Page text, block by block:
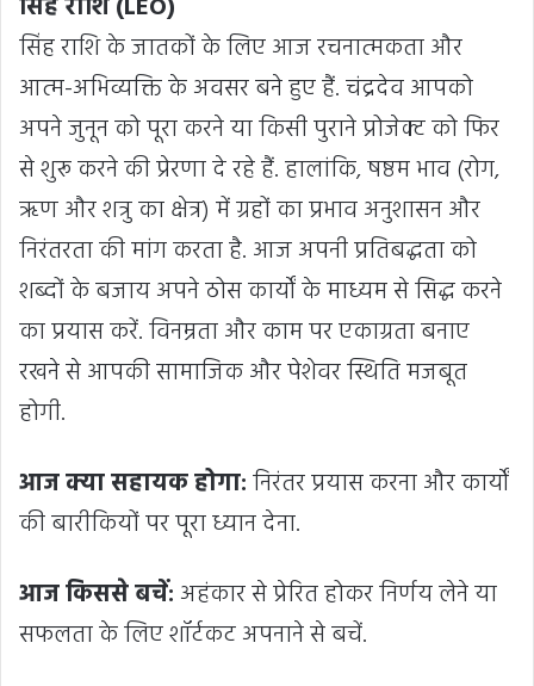
सिंह राशि (LEO)
सिंह राशि के जातकों के लिए आज रचनात्मकता और
आत्म-अभिव्यक्ति के अवसर बने हुए हैं. चंद्रदेव आपको
अपने जुनून को पूरा करने या किसी पुराने प्रोजेक्ट को फिर
से शुरू करने की प्रेरणा दे रहे हैं. हालांकि, षष्ठम भाव (रोग,
ऋण और शत्रु का क्षेत्र) में ग्रहों का प्रभाव अनुशासन और
निरंतरता की मांग करता है. आज अपनी प्रतिबद्धता को
शब्दों के बजाय अपने ठोस कार्यों के माध्यम से सिद्ध करने
का प्रयास करें. विनम्रता और काम पर एकाग्रता बनाए
रखने से आपकी सामाजिक और पेशेवर स्थिति मजबूत
होगी.
आज क्या सहायक होगा:निरंतर प्रयास करना और कार्यों
की बारीकियों पर पूरा ध्यान देना.
आज किससे बचें: अहंकार से प्रेरित होकर निर्णय लेने या
सफलता के लिए शॉर्टकट अपनाने से बचें.